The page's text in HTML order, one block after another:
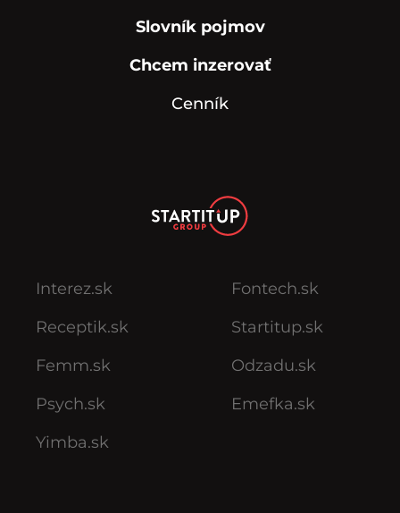
Slovník pojmov
Chcem inzerovať
Cenník
Interez.sk
Receptik.sk
Femm.sk
Psych.sk
Yimba.sk
Fontech.sk
Startitup.sk
Odzadu.sk
Emefka.sk